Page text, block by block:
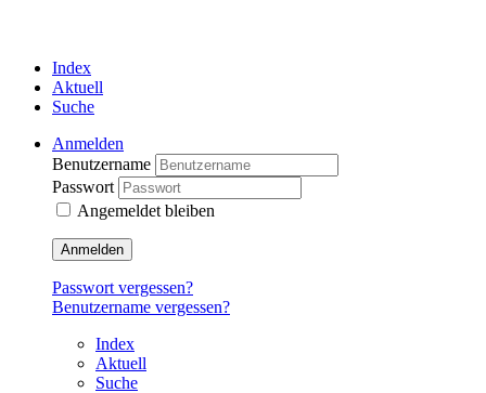
Index
Aktuell
Suche
Anmelden
Benutzername
Passwort
Angemeldet bleiben
Anmelden
Passwort vergessen?
Benutzername vergessen?
Index
Aktuell
Suche